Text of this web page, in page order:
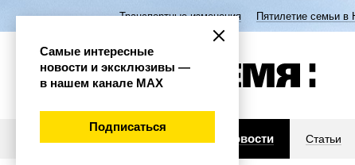
Транспортные изменения Пятилетие семьи в
Новости Статьи
Самые интересные
новости и эксклюзивы —
в нашем канале МАХ
Подписаться